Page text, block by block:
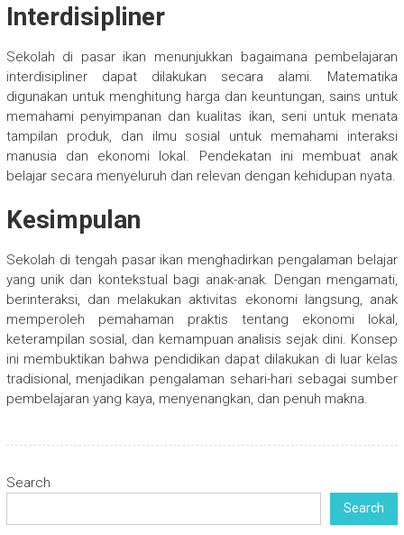
Interdisipliner
Sekolah di pasar ikan menunjukkan bagaimana pembelajaran
interdisipliner dapat dilakukan secara alami. Matematika
digunakan untuk menghitung harga dan keuntungan, sains untuk
memahami penyimpanan dan kualitas ikan, seni untuk menata
tampilan produk, dan ilmu sosial untuk memahami interaksi
manusia dan ekonomi lokal. Pendekatan ini membuat anak
belajar secara menyeluruh dan relevan dengan kehidupan nyata.
Kesimpulan
Sekolah di tengah pasar ikan menghadirkan pengalaman belajar
yang unik dan kontekstual bagi anak-anak. Dengan mengamati,
berinteraksi, dan melakukan aktivitas ekonomi langsung, anak
memperoleh pemahaman praktis tentang ekonomi lokal,
keterampilan sosial, dan kemampuan analisis sejak dini. Konsep
ini membuktikan bahwa pendidikan dapat dilakukan di luar kelas
tradisional, menjadikan pengalaman sehari-hari sebagai sumber
pembelajaran yang kaya, menyenangkan, dan penuh makna.
Search
Search